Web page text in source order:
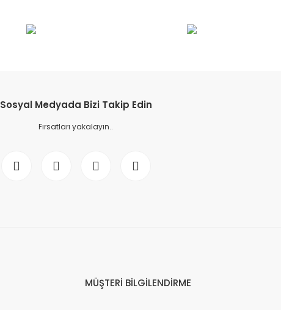
Sosyal Medyada Bizi Takip Edin
Fırsatları yakalayın..
MÜŞTERİ BİLGİLENDİRME